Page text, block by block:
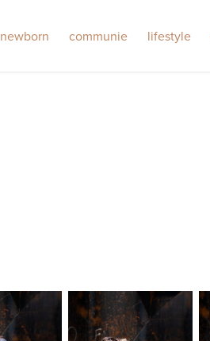
newborn communie lifestyle